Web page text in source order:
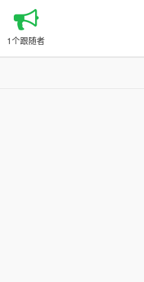
1个跟随者